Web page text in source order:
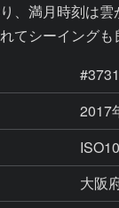
、満月時刻は雲
てシーイング
2017
大阪